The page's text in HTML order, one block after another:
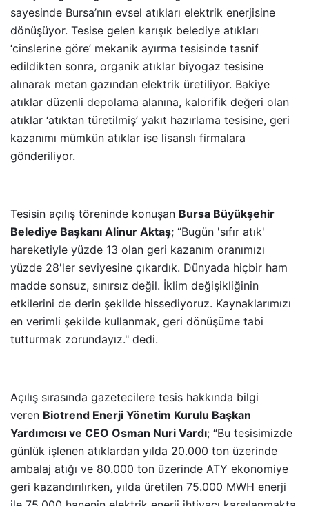
sayesinde Bursa’nın evsel atıkları elektrik enerjisine
dönüşüyor. Tesise gelen karışık belediye atıkları
‘cinslerine göre’ mekanik ayırma tesisinde tasnif
edildikten sonra, organik atıklar biyogaz tesisine
alınarak metan gazından elektrik üretiliyor. Bakiye
atıklar düzenli depolama alanına, kalorifik değeri olan
atıklar ‘atıktan türetilmiş’ yakıt hazırlama tesisine, geri
kazanımı mümkün atıklar ise lisanslı firmalara
gönderiliyor.
Tesisin açılış töreninde konuşan Bursa Büyükşehir
Belediye Başkanı Alinur Aktaş; “Bugün 'sıfır atık'
hareketiyle yüzde 13 olan geri kazanım oranımızı
yüzde 28'ler seviyesine çıkardık. Dünyada hiçbir ham
madde sonsuz, sınırsız değil. İklim değişikliğinin
etkilerini de derin şekilde hissediyoruz. Kaynaklarımızı
en verimli şekilde kullanmak, geri dönüşüme tabi
tutturmak zorundayız." dedi.
Açılış sırasında gazetecilere tesis hakkında bilgi
veren Biotrend Enerji Yönetim Kurulu Başkan
Yardımcısı ve CEO Osman Nuri Vardı; “Bu tesisimizde
günlük işlenen atıklardan yılda 20.000 ton üzerinde
ambalaj atığı ve 80.000 ton üzerinde ATY ekonomiye
geri kazandırılırken, yılda üretilen 75.000 MWH enerji